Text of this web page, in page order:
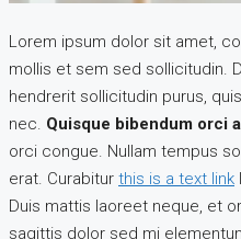
Lorem ipsum dolor sit amet,
mollis et sem sed sollicitudin.
hendrerit sollicitudin purus,
nec. Quisque bibendum orci
orci congue. Nullam tempus
erat. Curabitur this is a text link
Duis mattis laoreet neque, et
sagittis dolor sed mi